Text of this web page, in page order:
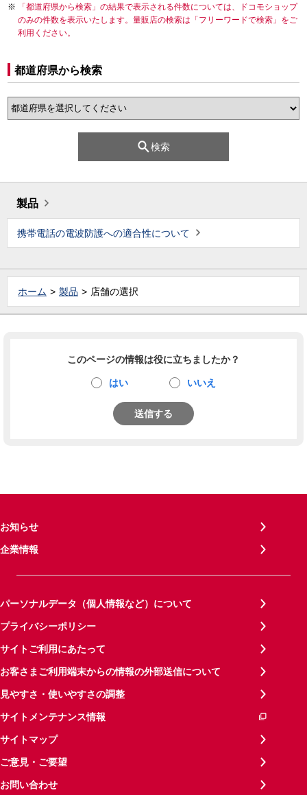
「都道府県から検索」の結果で表示される件数については、ドコモショップ
のみの件数を表示いたします。量販店の検索は「フリーワードで検索」をご
利用ください。
都道府県から検索
検索
製品
携帯電話の電波防護への適合性について
ホーム 製品 店舗の選択
このページの情報は役に立ちましたか？
はい いいえ
送信する
お知らせ
企業情報
パーソナルデータ（個人情報など）について
プライバシーポリシー
サイトご利用にあたって
お客さまご利用端末からの情報の外部送信について
見やすさ・使いやすさの調整
サイトメンテナンス情報
サイトマップ
ご意見・ご要望
お問い合わせ